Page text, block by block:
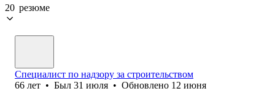
20 резюме
Специалист по надзору за строительством
66 лет • Был 31 июля • Обновлено 12 июня